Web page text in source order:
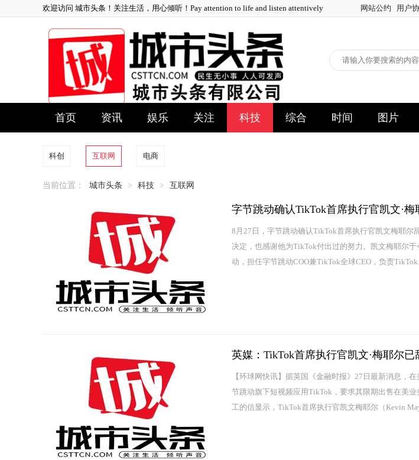
欢迎访问 城市头条！关注生活，用心倾听！Pay attention to life and listen attentively 网站公约 用户
首页 资讯 娱乐 关注 科技 综合 时间 图片
科创 互联网 电商
当前位置： 城市头条 > 科技 > 互联网
字节跳动确认TikTok首席执行官凯文·梅
8月27日，字节跳动确认TikTok首席执行官凯文梅耶尔
决定，也感谢他为TikTok付出过的努力。凯文梅耶尔
动，担任字节跳动COO兼TikTok全球CEO，负责
英媒：TikTok首席执行官凯文·梅耶尔已
【环球网快讯】据英国《金融时报》27日最新消息，
节跳动旗下短视频应用TikTok，要求其限期出售在美
工的信显示，TikTok首席执行官凯文梅耶尔（Kevin